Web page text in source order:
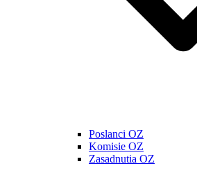
Poslanci OZ
Komisie OZ
Zasadnutia OZ